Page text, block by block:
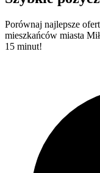
Porównaj najlepsze
mieszkańców miasta
15 minut!